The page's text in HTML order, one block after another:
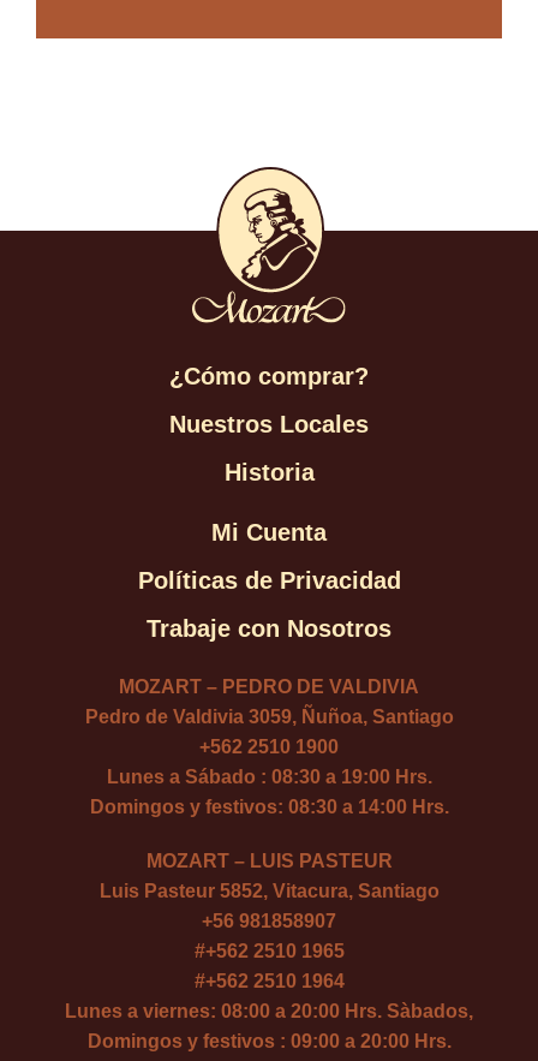
¿Cómo comprar?
Nuestros Locales
Historia
Mi Cuenta
Políticas de Privacidad
Trabaje con Nosotros
MOZART – PEDRO DE VALDIVIA
Pedro de Valdivia 3059, Ñuñoa, Santiago
+562 2510 1900
Lunes a Sábado : 08:30 a 19:00 Hrs.
Domingos y festivos: 08:30 a 14:00 Hrs.
MOZART – LUIS PASTEUR
Luis Pasteur 5852, Vitacura, Santiago
+56 981858907
#+562 2510 1965
#+562 2510 1964
Lunes a viernes: 08:00 a 20:00 Hrs. Sàbados,
Domingos y festivos : 09:00 a 20:00 Hrs.